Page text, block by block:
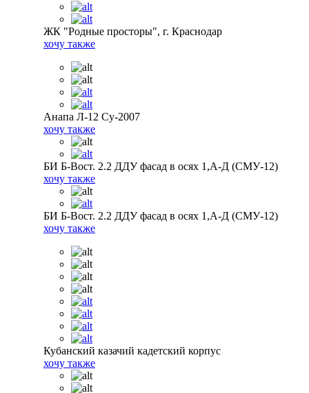
ЖК "Родные просторы", г. Краснодар
хочу также
Анапа Л-12 Су-2007
хочу также
БИ Б-Вост. 2.2 ДДУ фасад в осях 1,А-Д (СМУ-12)
хочу также
БИ Б-Вост. 2.2 ДДУ фасад в осях 1,А-Д (СМУ-12)
хочу также
Кубанский казачий кадетский корпус
хочу также